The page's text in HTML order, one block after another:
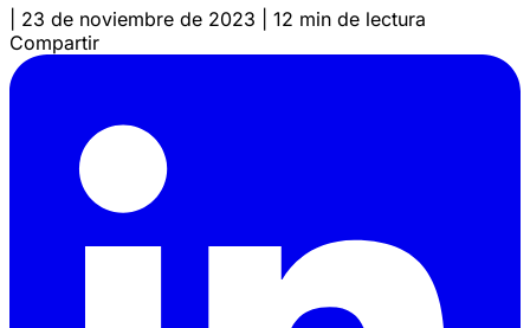
23 de noviembre de 2023
12 min de lectura
Compartir